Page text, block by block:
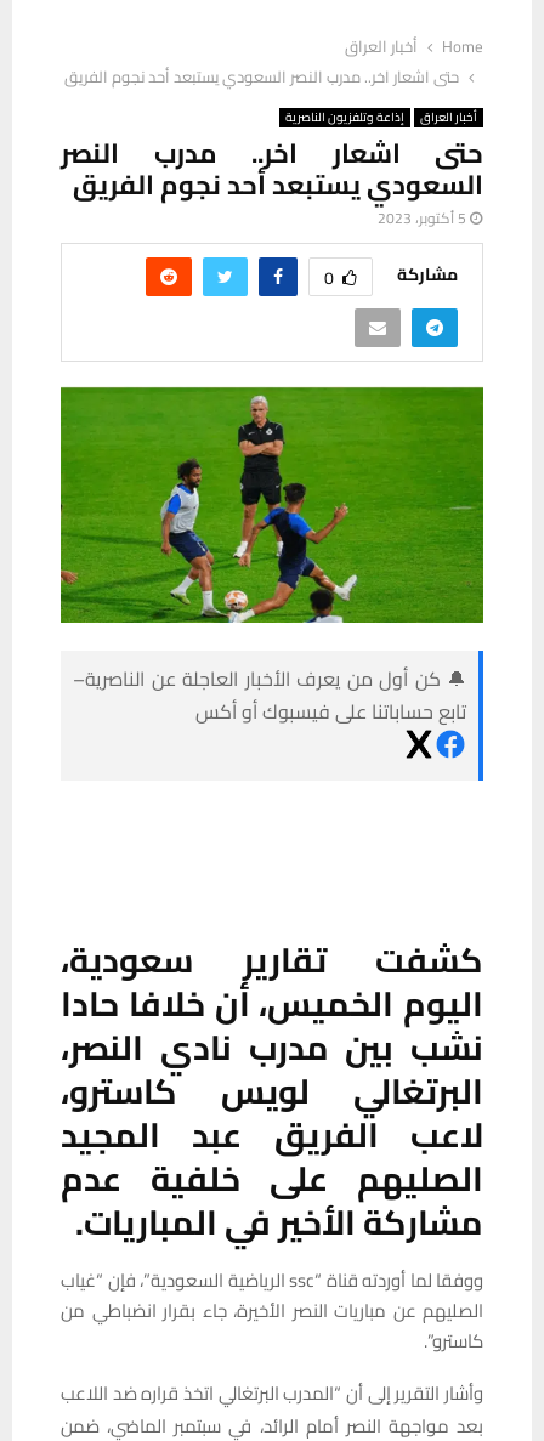
Home
أخبار العراق
حتى اشعار اخر.. مدرب النصر السعودي يستبعد أحد نجوم الفريق
أخبار العراق إذاعة وتلفزيون الناصرية
حتى اشعار اخر.. مدرب النصر
السعودي يستبعد أحد نجوم الفريق
5 أكتوبر، 2023
مشاركة 0
🔔 كن أول من يعرف الأخبار العاجلة عن الناصرية–
تابع حساباتنا على فيسبوك أو أكس
كشفت تقارير سعودية،
اليوم الخميس، أن خلافا حادا
نشب بين مدرب نادي النصر،
البرتغالي لويس كاسترو،
لاعب الفريق عبد المجيد
الصليهم على خلفية عدم
مشاركة الأخير في المباريات.
ووفقا لما أوردته قناة “ssc الرياضية السعودية”، فإن “غياب
الصليهم عن مباريات النصر الأخيرة، جاء بقرار انضباطي من
كاسترو”.
وأشار التقرير إلى أن “المدرب البرتغالي اتخذ قراره ضد اللاعب
بعد مواجهة النصر أمام الرائد، في سبتمبر الماضي، ضمن